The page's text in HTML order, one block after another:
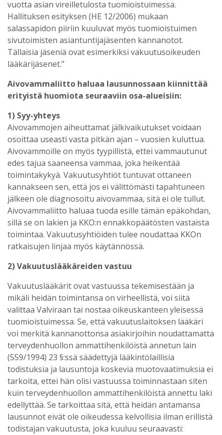
vuotta asian vireilletulosta tuomioistuimessa.
Hallituksen esityksen (HE 12/2006) mukaan
salassapidon piiriin kuuluvat myös tuomioistuimen
sivutoimisten asiantuntijajäsenten kannanotot.
Tällaisia jäseniä ovat esimerkiksi vakuutusoikeuden
lääkärijäsenet.”
Aivovammaliitto haluaa lausunnossaan kiinnittää
erityistä huomiota seuraaviin osa-alueisiin:
1) Syy-yhteys
Aivovammojen aiheuttamat jälkivaikutukset voidaan
osoittaa useasti vasta pitkän ajan – vuosien kuluttua.
Aivovammoille on myös tyypillistä, ettei vammautunut
edes tajua saaneensa vammaa, joka heikentää
toimintakykyä. Vakuutusyhtiöt tuntuvat ottaneen
kannakseen sen, että jos ei välittömästi tapahtuneen
jälkeen ole diagnosoitu aivovammaa, sitä ei ole tullut.
Aivovammaliitto haluaa tuoda esille tämän epäkohdan,
sillä se on lakien ja KKO:n ennakkopäätösten vastaista
toimintaa. Vakuutusyhtiöiden tulee noudattaa KKOn
ratkaisujen linjaa myös käytännössä.
2) Vakuutuslääkäreiden vastuu
Vakuutuslääkärit ovat vastuussa tekemisestään ja
mikäli heidän toimintansa on virheellistä, voi siitä
valittaa Valviraan tai nostaa oikeuskanteen yleisessä
tuomioistuimessa. Se, että vakuutuslaitoksen lääkäri
voi merkitä kannanottonsa asiakirjoihin noudattamatta
terveydenhuollon ammattihenkilöistä annetun lain
(559/1994) 23 §:ssä säädettyjä lääkintölaillisia
todistuksia ja lausuntoja koskevia muotovaatimuksia ei
tarkoita, ettei hän olisi vastuussa toiminnastaan siten
kuin terveydenhuollon ammattihenkilöistä annettu laki
edellyttää. Se tarkoittaa sitä, että heidän antamansa
lausunnot eivät ole oikeudessa kelvollisia ilman erillistä
todistajan vakuutusta, joka kuuluu seuraavasti: